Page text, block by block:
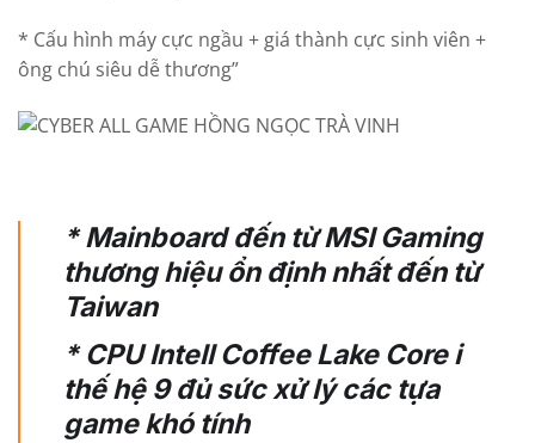
* Cấu hình máy cực ngầu + giá thành cực sinh viên +
ông chú siêu dễ thương”
* Mainboard đến từ MSI Gaming
thương hiệu ổn định nhất đến từ
Taiwan
* CPU Intell Coffee Lake Core i
thế hệ 9 đủ sức xử lý các tựa
game khó tính